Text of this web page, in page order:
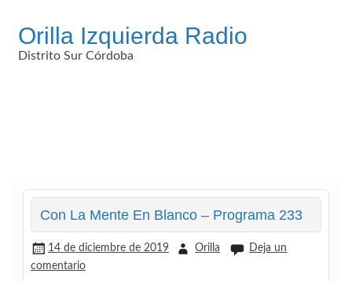
contenido
Orilla Izquierda Radio
Distrito Sur Córdoba
Con La Mente En Blanco – Programa 233
14 de diciembre de 2019 Orilla
Deja un
comentario